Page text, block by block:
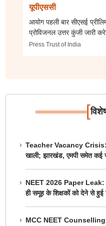
यूपीएससी
आयोग पहली बार सीएसई
प्रोविजनल उत्तर कुंजी जारी
Press Trust of India
[
Teacher Vacancy Crisis:
खाली; झारखंड, एमपी समेत कई
NEET 2026 Paper Leak:
ही समूह के शिक्षकों को देने से
MCC NEET Counselling